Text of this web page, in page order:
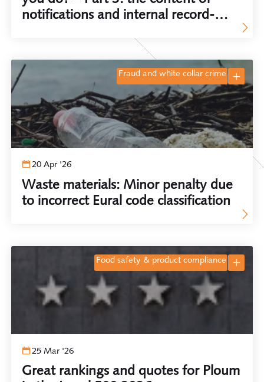
notifications and internal record-
20 Apr '26
Waste materials: Minor penalty due
to incorrect Eural code classification
fraud and white collar crime
25 Mar '26
Great rankings and quotes for Ploum
food safety & product compliance